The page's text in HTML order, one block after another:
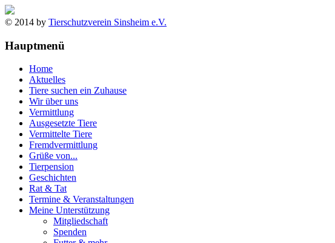
© 2014 by Tierschutzverein Sinsheim e.V.
Hauptmenü
Home
Aktuelles
Tiere suchen ein Zuhause
Wir über uns
Vermittlung
Ausgesetzte Tiere
Vermittelte Tiere
Fremdvermittlung
Grüße von...
Tierpension
Geschichten
Rat & Tat
Termine & Veranstaltungen
Meine Unterstützung
Mitgliedschaft
Spenden